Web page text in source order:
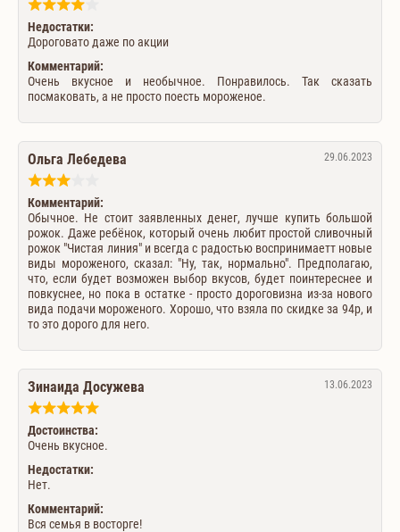
Недостатки:
Дороговато даже по акции
Комментарий:
Очень вкусное и необычное. Понравилось. Так сказать
посмаковать, а не просто поесть мороженое.
29.06.2023
Ольга Лебедева
Комментарий:
Обычное. Не стоит заявленных денег, лучше купить большой
рожок. Даже ребёнок, который очень любит простой сливочный
рожок "Чистая линия" и всегда с радостью воспринимаетт новые
виды мороженого, сказал: "Ну, так, нормально". Предполагаю,
что, если будет возможен выбор вкусов, будет поинтереснее и
повкуснее, но пока в остатке - просто дороговизна из-за нового
вида подачи мороженого. Хорошо, что взяла по скидке за 94р, и
то это дорого для него.
13.06.2023
Зинаида Досужева
Достоинства:
Очень вкусное.
Недостатки:
Нет.
Комментарий:
Вся семья в восторге!